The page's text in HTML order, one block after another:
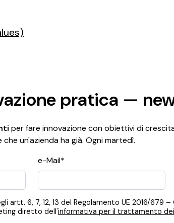
pratica —
per fare innovazione con obiettivi di
un'azienda ha già. Ogni martedì.
e-Mail*
artt. 6, 7, 12, 13 del Regolamento UE 2016/679
diretto dell'informativa per il trattamento